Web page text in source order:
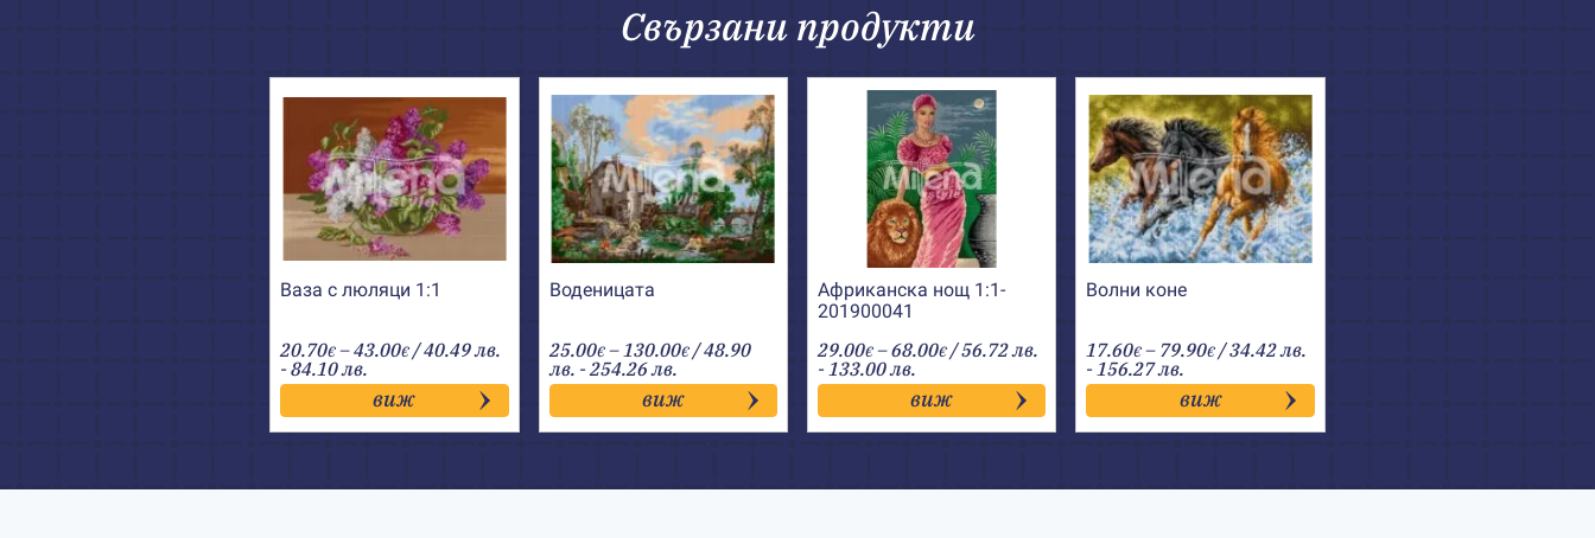
Свързани продукти
Ваза с люляци 1:1
20.70€ –43.00€Price
range:
20.70€
through
43.00€
/ 40.49 лв.
- 84.10 лв.
виж
Воденицата
25.00€ –130.00€Price
range:
25.00€
through
130.00€
/ 48.90
лв. - 254.26 лв.
виж
Африканска нощ 1:1-
201900041
29.00€ –68.00€Price
range:
29.00€
through
68.00€
/ 56.72 лв.
- 133.00 лв.
виж
Волни коне
17.60€ – 79.90€Price
range:
17.60€
through
79.90€
/ 34.42 лв.
- 156.27 лв.
виж